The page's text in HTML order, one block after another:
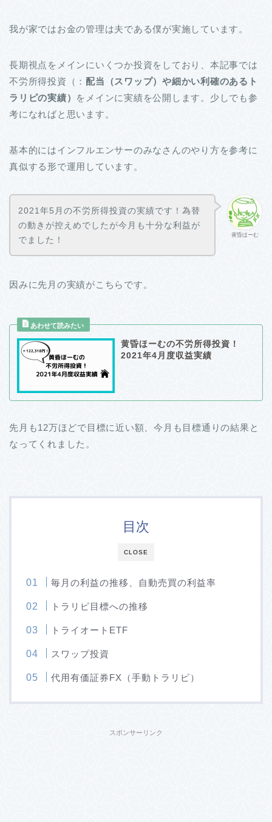
我が家ではお金の管理は夫である僕が実施しています。
長期視点をメインにいくつか投資をしており、本記事では
不労所得投資（：配当（スワップ）や細かい利確のあるト
ラリピの実績） をメインに実績を公開します。少しでも参
考になればと思います。
基本的にはインフルエンサーのみなさんのやり方を参考に
真似する形で運用しています。
黄昏ほーむ
2021年5月の不労所得投資の実績です！為替
の動きが控えめでしたが今月も十分な利益が
でました！
因みに先月の実績がこちらです。
黄昏ほーむの不労所得投資！
2021年4月度収益実績
先月も12万ほどで目標に近い額、今月も目標通りの結果と
なってくれました。
CLOSE
目次
毎月の利益の推移、自動売買の利益率
トラリピ目標への推移
トライオートETF
スワップ投資
代用有価証券FX（手動トラリピ）
スポンサーリンク